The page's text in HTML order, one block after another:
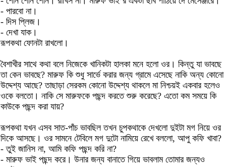
- পারবো না।
- দিস প্লিজ।
- দেখা যাক।
রূপকথা ফোনটা রাখলো।
বৈশাখীর সাথে কথা বলে নিজেকে খানিকটা হালকা মনে হলো ওর। কিন্তু যা ভাবছে
তা কেন ভাবছে? মারুফ কি শুধু সার্ভে করার জন্য গ্রামে এসেছে নাকি অন্য কোনো
উদ্দেশ্য আছে? তাছাড়া সেরকম কোনো উদ্দেশ্য থাকলে মা নিশ্চয়ই একবার হলেও
ওকে বলতো। নাকি সে মারুফকে পছন্দ করতে শুরু করেছে? এতো কম সময়ে কি
কাউকে পছন্দ করা যায়?
রূপকথা যখন এসব সাত-পাঁচ ভাবছিল তখন চুপকথাকে দেখলো দুইটা মগ নিয়ে ওর
দিকে আসছে। ওর সামনে টেবিলে মগ দুটো নামিয়ে রেখে বললো, আপু কফি খাবা?
- তুই জানিস না, আমি কফি পছন্দ করি না?
- মারুফ ভাই পছন্দ করে। উনার জন্য বানাতে গিয়ে ভাবলাম তোমার জন্যও